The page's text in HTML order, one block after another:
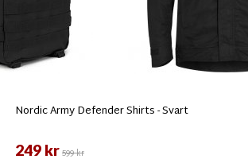
Nordic Army Defender Shirts - Svart
249 kr599 kr